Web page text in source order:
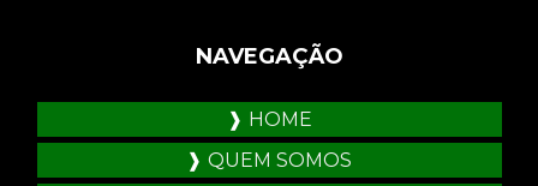
NAVEGAÇÃO
HOME
QUEM SOMOS